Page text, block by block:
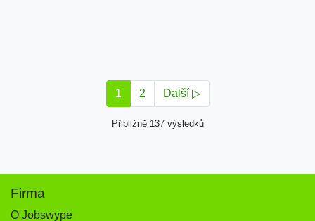
1 2 Další ▷
Přibližně 137 výsledků
Firma
O Jobswype